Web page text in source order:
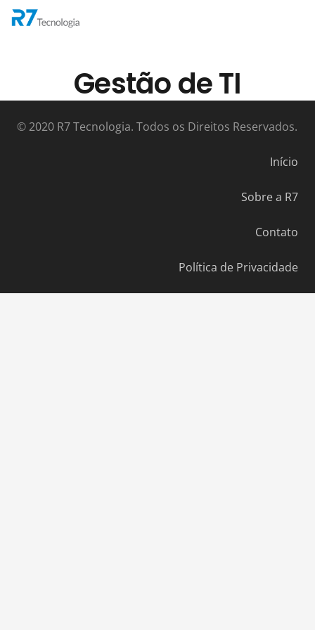
Gestão de TI
© 2020 R7 Tecnologia. Todos os Direitos Reservados.
Início
Sobre a R7
Contato
Política de Privacidade